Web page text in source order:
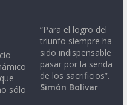
sólo
“Para el logro del
triunfo siempre ha
sido indispensable
pasar por la senda
de los sacrificios”.
Simón Bolívar